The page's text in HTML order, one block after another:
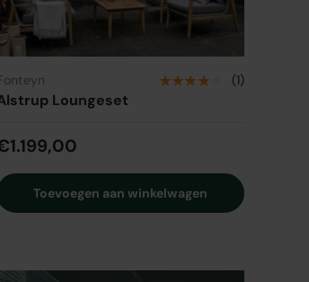
★★★★★ (1)
Loungeset
Toevoegen aan winkelwagen